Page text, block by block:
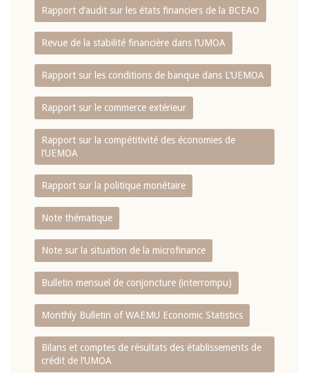
Rapport d‘audit sur les états financiers de la BCEAO
Revue de la stabilité financière dans l‘UMOA
Rapport sur les conditions de banque dans L‘UEMOA
Rapport sur le commerce extérieur
Rapport sur la compétitivité des économies de
l‘UEMOA
Rapport sur la politique monétaire
Note thématique
Note sur la situation de la microfinance
Bulletin mensuel de conjoncture (interrompu)
Monthly Bulletin of WAEMU Economic Statistics
Bilans et comptes de résultats des établissements de
crédit de l‘UMOA